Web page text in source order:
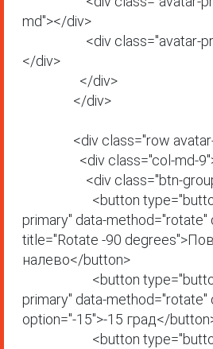
md"></div>
</div>
primary" data-method="rotate"
title="Rotate -90
налево</button>
primary" data-method="rotate"
option="-15">-15 град</